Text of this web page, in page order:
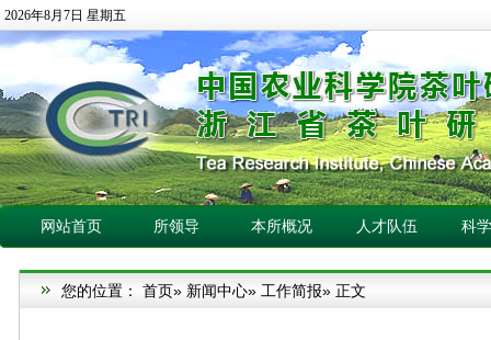
2026年8月7日 星期五
网站首页 所领导 本所概况 人才队伍 科
您的位置： 首页» 新闻中心» 工作简报» 正文